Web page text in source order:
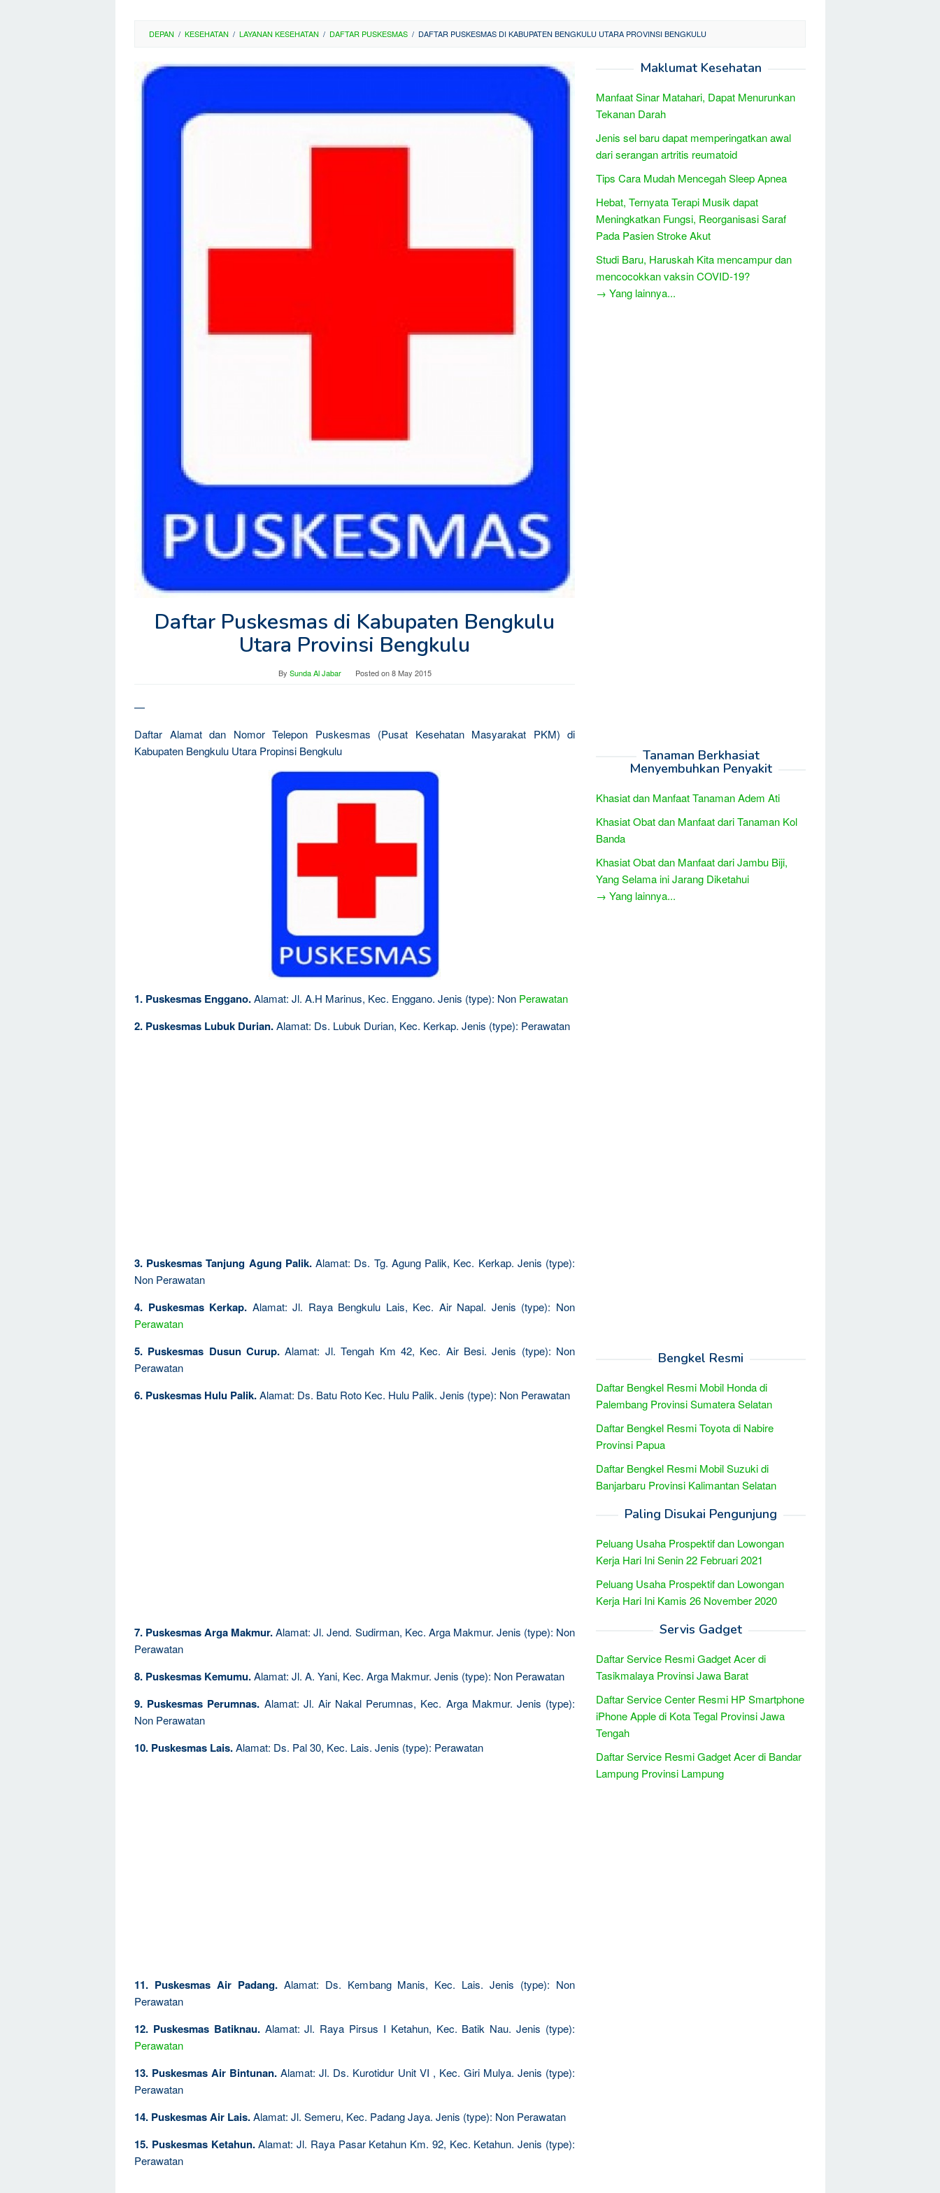
DEPAN / KESEHATAN / LAYANAN KESEHATAN / DAFTAR PUSKESMAS / DAFTAR PUSKESMAS DI KABUPATEN BENGKULU UTARA PROVINSI BENGKULU
Daftar Puskesmas di Kabupaten Bengkulu
Utara Provinsi Bengkulu
By Sunda Al Jabar Posted on8 May 2015
—
Daftar Alamat dan Nomor Telepon Puskesmas (Pusat Kesehatan Masyarakat PKM) di
Kabupaten Bengkulu Utara Propinsi Bengkulu
1. Puskesmas Enggano.Alamat: Jl. A.H Marinus, Kec. Enggano. Jenis (type): Non Perawatan
2. Puskesmas Lubuk Durian.Alamat: Ds. Lubuk Durian, Kec. Kerkap. Jenis (type): Perawatan
3. Puskesmas Tanjung Agung Palik.Alamat: Ds. Tg. Agung Palik, Kec. Kerkap. Jenis (type):
Non Perawatan
4. Puskesmas Kerkap. Alamat: Jl. Raya Bengkulu Lais, Kec. Air Napal. Jenis (type): Non
Perawatan
5. Puskesmas Dusun Curup. Alamat: Jl. Tengah Km 42, Kec. Air Besi. Jenis (type): Non
Perawatan
6. Puskesmas Hulu Palik.Alamat: Ds. Batu Roto Kec. Hulu Palik. Jenis (type): Non Perawatan
7. Puskesmas Arga Makmur.Alamat: Jl. Jend. Sudirman, Kec. Arga Makmur. Jenis (type): Non
Perawatan
8. Puskesmas Kemumu.Alamat: Jl. A. Yani, Kec. Arga Makmur. Jenis (type): Non Perawatan
9. Puskesmas Perumnas. Alamat: Jl. Air Nakal Perumnas, Kec. Arga Makmur. Jenis (type):
Non Perawatan
10. Puskesmas Lais.Alamat: Ds. Pal 30, Kec. Lais. Jenis (type): Perawatan
11. Puskesmas Air Padang.Alamat: Ds. Kembang Manis, Kec. Lais. Jenis (type): Non
Perawatan
12. Puskesmas Batiknau.Alamat: Jl. Raya Pirsus I Ketahun, Kec. Batik Nau. Jenis (type):
Perawatan
13. Puskesmas Air Bintunan. Alamat: Jl. Ds. Kurotidur Unit VI , Kec. Giri Mulya. Jenis (type):
Perawatan
14. Puskesmas Air Lais.Alamat: Jl. Semeru, Kec. Padang Jaya. Jenis (type): Non Perawatan
15. Puskesmas Ketahun.Alamat: Jl. Raya Pasar Ketahun Km. 92, Kec. Ketahun. Jenis (type):
Perawatan
Maklumat Kesehatan
Manfaat Sinar Matahari, Dapat Menurunkan
Tekanan Darah
Jenis sel baru dapat memperingatkan awal
dari serangan artritis reumatoid
Tips Cara Mudah Mencegah Sleep Apnea
Hebat, Ternyata Terapi Musik dapat
Meningkatkan Fungsi, Reorganisasi Saraf
Pada Pasien Stroke Akut
Studi Baru, Haruskah Kita mencampur dan
mencocokkan vaksin COVID-19?
→ Yang lainnya...
Tanaman Berkhasiat
Menyembuhkan Penyakit
Khasiat dan Manfaat Tanaman Adem Ati
Khasiat Obat dan Manfaat dari Tanaman Kol
Banda
Khasiat Obat dan Manfaat dari Jambu Biji,
Yang Selama ini Jarang Diketahui
→ Yang lainnya...
Bengkel Resmi
Daftar Bengkel Resmi Mobil Honda di
Palembang Provinsi Sumatera Selatan
Daftar Bengkel Resmi Toyota di Nabire
Provinsi Papua
Daftar Bengkel Resmi Mobil Suzuki di
Banjarbaru Provinsi Kalimantan Selatan
Paling Disukai Pengunjung
Peluang Usaha Prospektif dan Lowongan
Kerja Hari Ini Senin 22 Februari 2021
Peluang Usaha Prospektif dan Lowongan
Kerja Hari Ini Kamis 26 November 2020
Servis Gadget
Daftar Service Resmi Gadget Acer di
Tasikmalaya Provinsi Jawa Barat
Daftar Service Center Resmi HP Smartphone
iPhone Apple di Kota Tegal Provinsi Jawa
Tengah
Daftar Service Resmi Gadget Acer di Bandar
Lampung Provinsi Lampung